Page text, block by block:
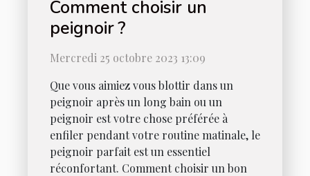
Comment choisir un
peignoir ?
Mercredi 25 octobre 2023 13:09
Que vous aimiez vous blottir dans un
peignoir après un long bain ou un
peignoir est votre chose préférée à
enfiler pendant votre routine matinale, le
peignoir parfait est un essentiel
réconfortant. Comment choisir un bon